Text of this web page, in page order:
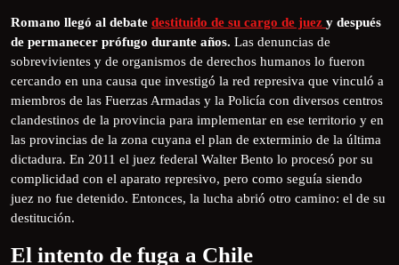
Romano llegó al debate destituido de su cargo de juez y después
de permanecer prófugo durante años. Las denuncias de
sobrevivientes y de organismos de derechos humanos lo fueron
cercando en una causa que investigó la red represiva que vinculó a
miembros de las Fuerzas Armadas y la Policía con diversos centros
clandestinos de la provincia para implementar en ese territorio y en
las provincias de la zona cuyana el plan de exterminio de la última
dictadura. En 2011 el juez federal Walter Bento lo procesó por su
complicidad con el aparato represivo, pero como seguía siendo
juez no fue detenido. Entonces, la lucha abrió otro camino: el de su
destitución.
El intento de fuga a Chile